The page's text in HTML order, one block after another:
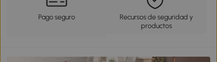
Pago seguro
Recursos de seguridad y
productos